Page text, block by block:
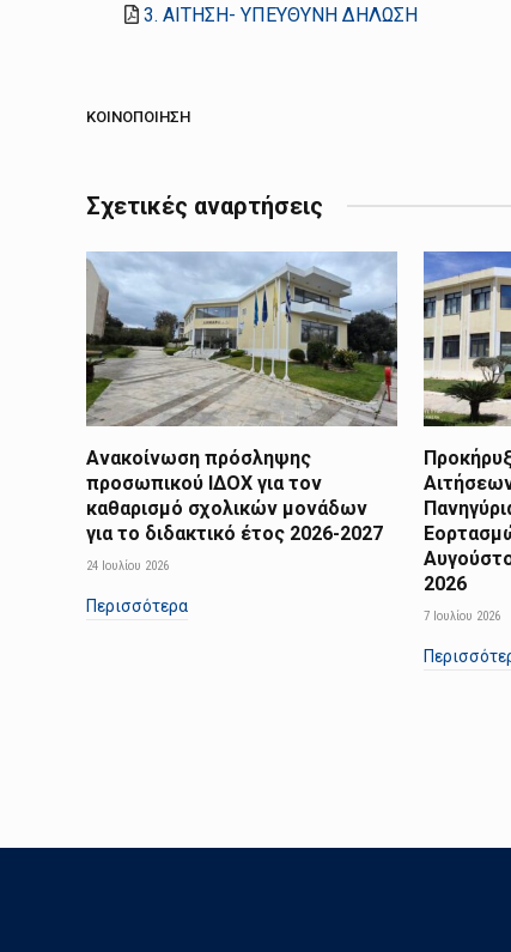
3. ΑΙΤΗΣΗ- ΥΠΕΥΘΥΝΗ ΔΗΛΩΣΗ
ΚΟΙΝΟΠΟΊΗΣΗ
Σχετικές αναρτήσεις
Ανακοίνωση πρόσληψης
προσωπικού ΙΔΟΧ για τον
καθαρισμό σχολικών μονάδων
για το διδακτικό έτος 2026-2027
24 Ιουλίου 2026
Περισσότερα
2026
7 Ιουλίου 2026